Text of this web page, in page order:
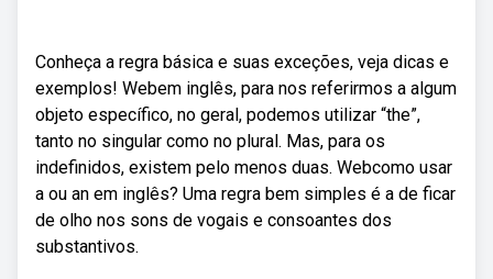
Conheça a regra básica e suas exceções, veja dicas e
exemplos! Webem inglês, para nos referirmos a algum
objeto específico, no geral, podemos utilizar “the”,
tanto no singular como no plural. Mas, para os
indefinidos, existem pelo menos duas. Webcomo usar
a ou an em inglês? Uma regra bem simples é a de ficar
de olho nos sons de vogais e consoantes dos
substantivos.